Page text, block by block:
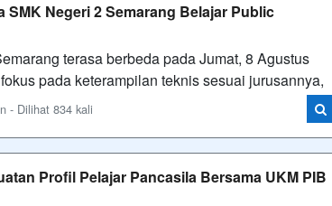
Negeri 2 Semarang Belajar Public
terasa berbeda pada Jumat, 8 Agustus
pada keterampilan teknis sesuai jurusannya,
- Dilihat 834 kali
Profil Pelajar Pancasila Bersama UKM PIB